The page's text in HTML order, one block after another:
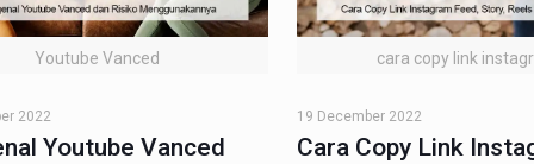
Youtube Vanced
2022
Youtube Vanced
cara copy link
19 December 2022
Cara Copy Link